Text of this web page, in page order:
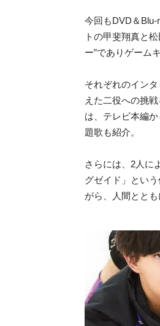
今回もDVD＆
トの甲斐翔真と
ー”でありゲーム
それぞれのイン
えた二役への挑
は、テレビ本編
題歌も紹介。
さらには、2人に
グゼイド」とい
がら、人間ととも